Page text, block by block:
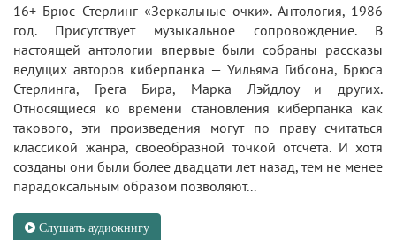
16+ Брюс Стерлинг «Зеркальные очки». Антология, 1986
год. Присутствует музыкальное сопровождение. В
настоящей антологии впервые были собраны рассказы
ведущих авторов киберпанка — Уильяма Гибсона, Брюса
Стерлинга, Грега Бира, Марка Лэйдлоу и других.
Относящиеся ко времени становления киберпанка как
такового, эти произведения могут по праву считаться
классикой жанра, своеобразной точкой отсчета. И хотя
созданы они были более двадцати лет назад, тем не менее
парадоксальным образом позволяют...
Слушать аудиокнигу